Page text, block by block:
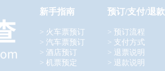
新手指南
> 火车票预订
> 汽车票预订
> 酒店预订
> 机票预定
预订/支付/退款
> 预订流程
> 支付方式
> 退票说明
> 退款说明